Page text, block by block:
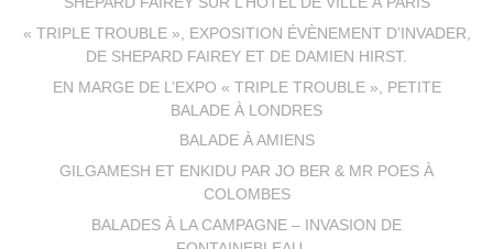
« TRIPLE TROUBLE », EXPOSITION ÉVÈNEMENT D’INVADER,
DE SHEPARD FAIREY ET DE DAMIEN HIRST.
EN MARGE DE L’EXPO « TRIPLE TROUBLE », PETITE
BALADE À LONDRES
BALADE À AMIENS
GILGAMESH ET ENKIDU PAR JO BER & MR POES À
COLOMBES
BALADES À LA CAMPAGNE – INVASION DE